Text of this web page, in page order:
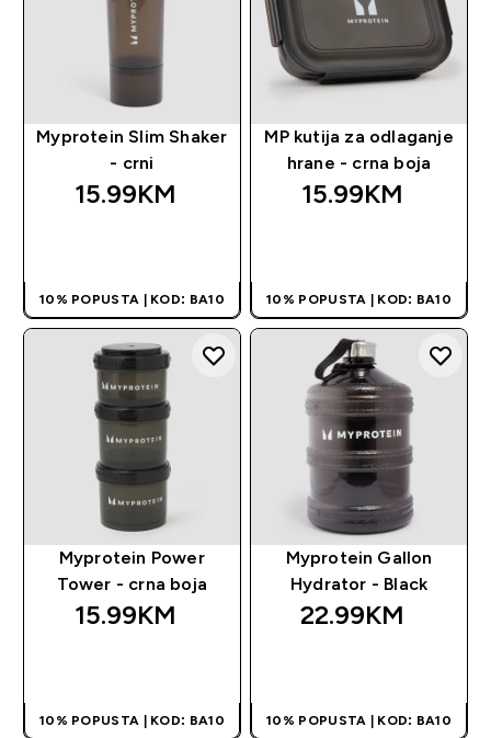
Myprotein Slim Shaker
- crni
15.99KM‎
10% POPUSTA | KOD: BA10
MP kutija za odlaganje
hrane - crna boja
15.99KM‎
10% POPUSTA | KOD: BA10
Myprotein Power
Tower - crna boja
15.99KM‎
10% POPUSTA | KOD: BA10
Myprotein Gallon
Hydrator - Black
22.99KM‎
10% POPUSTA | KOD: BA10